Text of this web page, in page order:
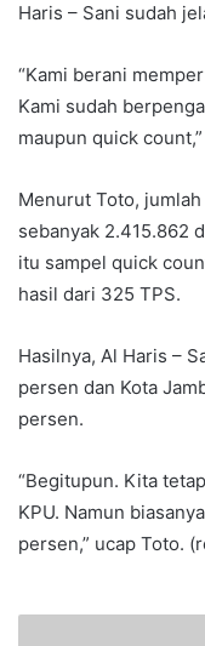
Haris – Sani sudah
“Kami berani
Kami sudah
maupun quick
Menurut Toto,
sebanyak 2.415.862
itu sampel quick
hasil dari 325 TPS.
Hasilnya, Al Haris –
persen dan Kota
persen.
“Begitupun. Kita
KPU. Namun
persen,” ucap Toto.